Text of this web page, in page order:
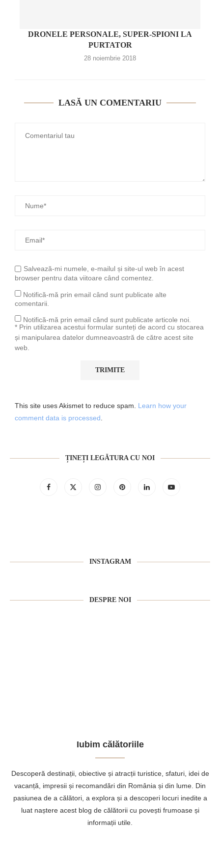
DRONELE PERSONALE, SUPER-SPIONI LA
PURTATOR
28 noiembrie 2018
LASĂ UN COMENTARIU
Salvează-mi numele, e-mailul și site-ul web în acest
browser pentru data viitoare când comentez.
Notifică-mă prin email când sunt publicate alte
comentarii.
Notifică-mă prin email când sunt publicate articole noi.
* Prin utilizarea acestui formular sunteți de acord cu stocarea
și manipularea datelor dumneavoastră de către acest site
web.
This site uses Akismet to reduce spam. Learn how your
comment data is processed.
ȚINEȚI LEGĂTURA CU NOI
INSTAGRAM
DESPRE NOI
Iubim călătoriile
Descoperă destinații, obiective și atracții turistice, sfaturi, idei de
vacanță, impresii și recomandări din România și din lume. Din
pasiunea de a călători, a explora și a descoperi locuri inedite a
luat naștere acest blog de călătorii cu povești frumoase și
informații utile.